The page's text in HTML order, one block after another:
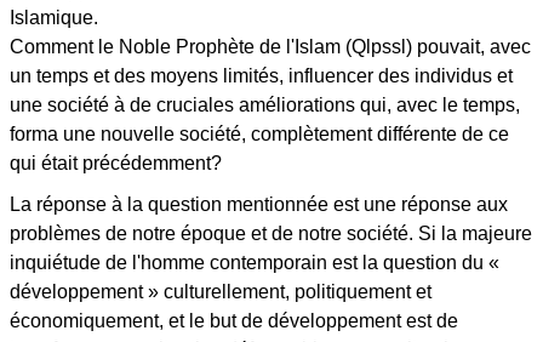
Islamique.
Comment le Noble Prophète de l'Islam (Qlpssl) pouvait, avec
un temps et des moyens limités, influencer des individus et
une société à de cruciales améliorations qui, avec le temps,
forma une nouvelle société, complètement différente de ce
qui était précédemment?
La réponse à la question mentionnée est une réponse aux
problèmes de notre époque et de notre société. Si la majeure
inquiétude de l'homme contemporain est la question du «
développement » culturellement, politiquement et
économiquement, et le but de développement est de